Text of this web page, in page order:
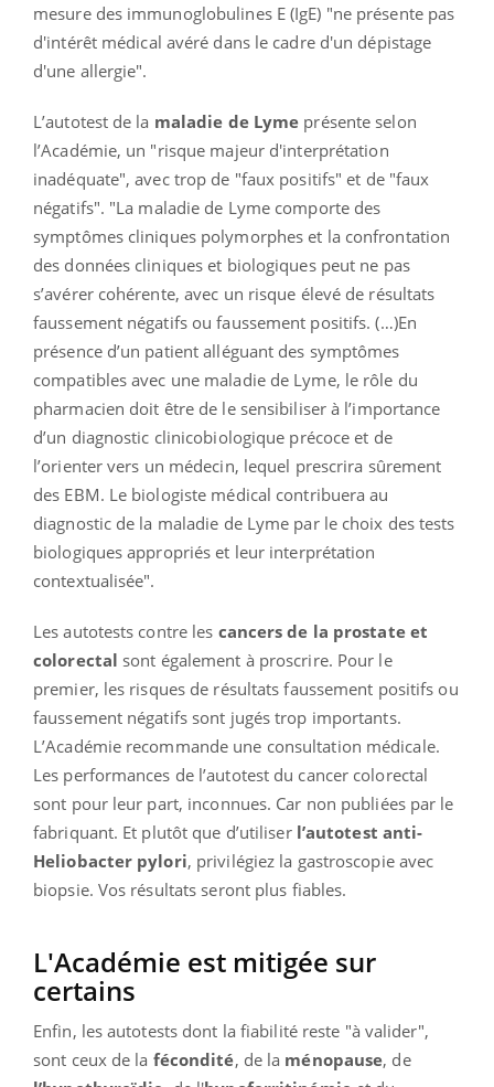
mesure des immunoglobulines E (IgE) "ne présente pas
d'intérêt médical avéré dans le cadre d'un dépistage
d'une allergie".
L’autotest de la maladie de Lyme présente selon
l’Académie, un "risque majeur d'interprétation
inadéquate", avec trop de "faux positifs" et de "faux
négatifs". "La maladie de Lyme comporte des
symptômes cliniques polymorphes et la confrontation
des données cliniques et biologiques peut ne pas
s’avérer cohérente, avec un risque élevé de résultats
faussement négatifs ou faussement positifs. (…)En
présence d’un patient alléguant des symptômes
compatibles avec une maladie de Lyme, le rôle du
pharmacien doit être de le sensibiliser à l’importance
d’un diagnostic clinicobiologique précoce et de
l’orienter vers un médecin, lequel prescrira sûrement
des EBM. Le biologiste médical contribuera au
diagnostic de la maladie de Lyme par le choix des tests
biologiques appropriés et leur interprétation
contextualisée".
Les autotests contre les cancers de la prostate et
colorectal sont également à proscrire. Pour le
premier, les risques de résultats faussement positifs ou
faussement négatifs sont jugés trop importants.
L’Académie recommande une consultation médicale.
Les performances de l’autotest du cancer colorectal
sont pour leur part, inconnues. Car non publiées par le
fabriquant. Et plutôt que d’utiliser l’autotest anti-
Heliobacter pylori, privilégiez la gastroscopie avec
biopsie. Vos résultats seront plus fiables.
L'Académie est mitigée sur
certains
Enfin, les autotests dont la fiabilité reste "à valider",
sont ceux de la fécondité, de la ménopause, de